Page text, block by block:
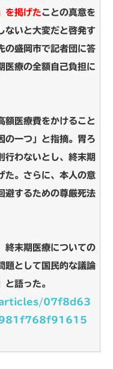
を掲げたことの真意を
ないと大変だと啓発す
の盛岡市で記者団に答
医療の全額自己負担に
額医療費をかけること
の一つ」と指摘。胃ろ
行わないとし、終末期
た。さらに、本人の意
避するための尊厳死法
終末期医療についての
題として国民的な議論
語った。
07f8d63